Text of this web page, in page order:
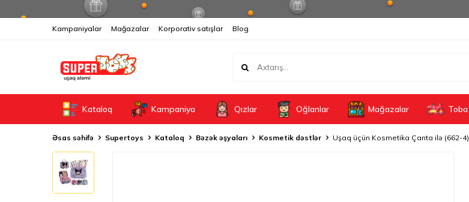
Kampaniyalar Mağazalar Korporativ satışlar Blog
Kataloq Kampaniya Qızlar Oğlanlar Mağazalar Toba
Əsas səhifə Supertoys Kataloq Bəzək əşyaları Kosmetik dəstlər Uşaq üçün Kosmetika Çanta ilə (662-4)